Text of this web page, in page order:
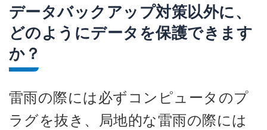
データバックアップ対策以外に、
どのようにデータを保護できます
か？
雷雨の際には必ずコンピュータのプ
ラグを抜き、局地的な雷雨の際には